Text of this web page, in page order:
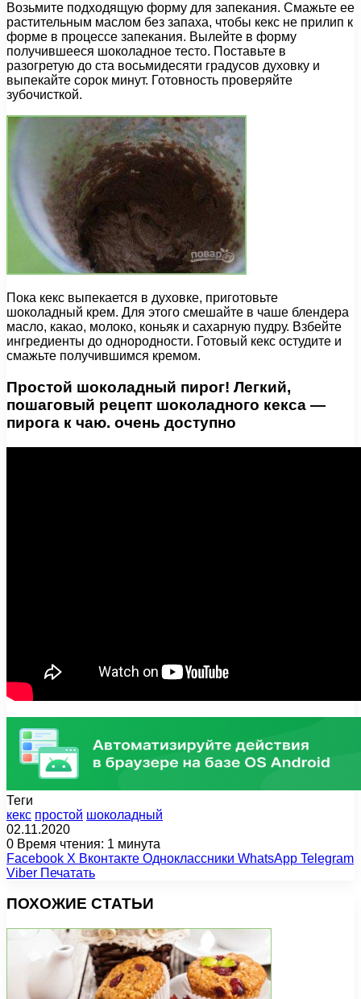
Возьмите подходящую форму для запекания. Смажьте ее
растительным маслом без запаха, чтобы кекс не прилип к
форме в процессе запекания. Вылейте в форму
получившееся шоколадное тесто. Поставьте в
разогретую до ста восьмидесяти градусов духовку и
выпекайте сорок минут. Готовность проверяйте
зубочисткой.
Пока кекс выпекается в духовке, приготовьте
шоколадный крем. Для этого смешайте в чаше блендера
масло, какао, молоко, коньяк и сахарную пудру. Взбейте
ингредиенты до однородности. Готовый кекс остудите и
смажьте получившимся кремом.
Простой шоколадный пирог! Легкий,
пошаговый рецепт шоколадного кекса —
пирога к чаю. очень доступно
Теги
кекс простой шоколадный
02.11.2020
0 Время чтения: 1 минута
Facebook X Вконтакте Одноклассники WhatsApp Telegram
Viber Печатать
ПОХОЖИЕ СТАТЬИ